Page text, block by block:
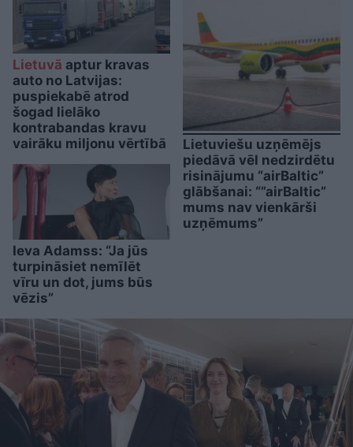
Lietuvā aptur kravas
auto no Latvijas:
puspiekabē atrod
šogad lielāko
kontrabandas kravu
vairāku miljonu vērtībā
Ieva Adamss: “Ja jūs
turpināsiet nemīlēt
vīru un dot, jums būs
vēzis”
Lietuviešu uzņēmējs
piedāvā vēl nedzirdētu
risinājumu “airBaltic”
glābšanai: “”airBaltic”
mums nav vienkārši
uzņēmums”